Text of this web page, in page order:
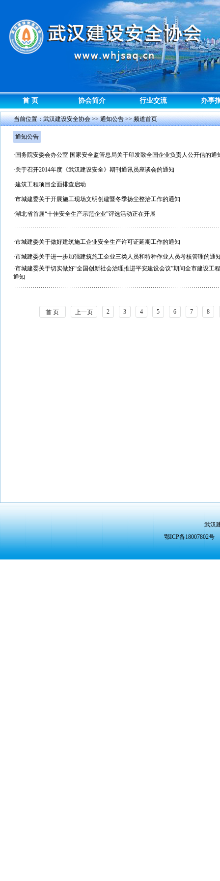
首 页 协会简介 行业交流 办事
当前位置：武汉建设安全协会>>通知公告>> 频道首页
通知公告
· 国务院安委会办公室 国家安全监管总局关于印发致全国企业负责人公开信的通
·关于召开2014年度《武汉建设安全》期刊通讯员座谈会的通知
·建筑工程项目全面排查启动
·市城建委关于开展施工现场文明创建暨冬季扬尘整治工作的通知
·湖北省首届“十佳安全生产示范企业”评选活动正在开展
·市城建委关于做好建筑施工企业安全生产许可证延期工作的通知
·市城建委关于进一步加强建筑施工企业三类人员和特种作业人员考核管理的通
·市城建委关于切实做好“全国创新社会治理推进平安建设会议”期间全市建设工
通知
首 页 上一页 2 3 4 5 6 7 8
武汉
鄂ICP备18007802